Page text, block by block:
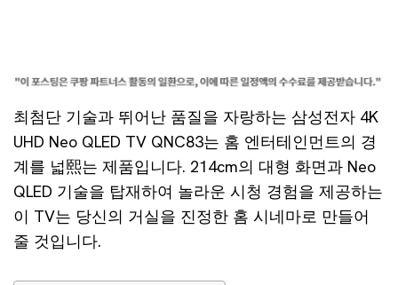
최첨단 기술과 뛰어난 품질을 자랑하는 삼성전자 4K
UHD Neo QLED TV QNC83는 홈 엔터테인먼트의 경
계를 넓熙는 제품입니다. 214cm의 대형 화면과 Neo
QLED 기술을 탑재하여 놀라운 시청 경험을 제공하는
이 TV는 당신의 거실을 진정한 홈 시네마로 만들어
줄 것입니다.